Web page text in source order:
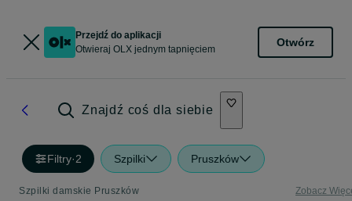
Przejdź do aplikacji
Otwieraj OLX jednym tapnięciem
Otwórz
Znajdź coś dla siebie
Filtry·2 Szpilki Pruszków
Szpilki damskie Pruszków Zobacz